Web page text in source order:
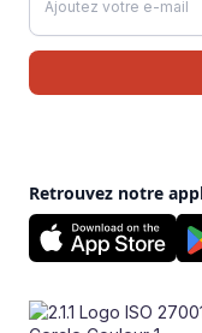
Retrouvez notre